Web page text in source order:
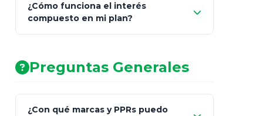
AA (Muy Fuerte)
¿Cómo funciona el interés
compuesto en mi plan?
Preguntas Generales
¿Con qué marcas y PPRs puedo